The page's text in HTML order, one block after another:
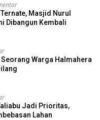
Masjid Nurul
Dibangun Kembali
Warga Halmahera
Jadi Prioritas,
Lahan